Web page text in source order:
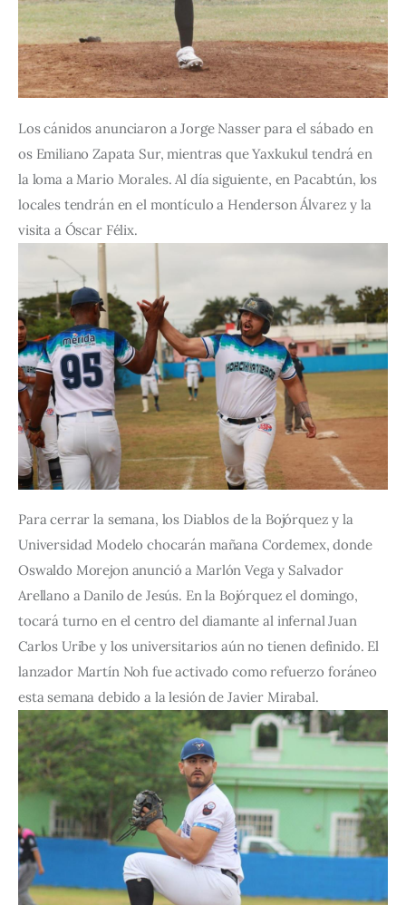
Los cánidos anunciaron a Jorge Nasser para el sábado en
os Emiliano Zapata Sur, mientras que Yaxkukul tendrá en
la loma a Mario Morales. Al día siguiente, en Pacabtún, los
locales tendrán en el montículo a Henderson Álvarez y la
visita a Óscar Félix.
Para cerrar la semana, los Diablos de la Bojórquez y la
Universidad Modelo chocarán mañana Cordemex, donde
Oswaldo Morejon anunció a Marlón Vega y Salvador
Arellano a Danilo de Jesús. En la Bojórquez el domingo,
tocará turno en el centro del diamante al infernal Juan
Carlos Uribe y los universitarios aún no tienen definido. El
lanzador Martín Noh fue activado como refuerzo foráneo
esta semana debido a la lesión de Javier Mirabal.